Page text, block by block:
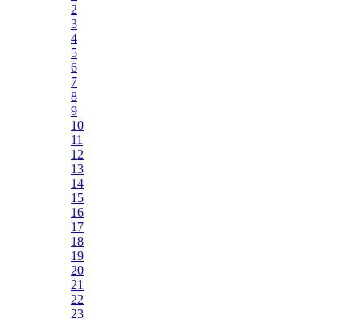
2
3
4
5
6
7
8
9
10
11
12
13
14
15
16
17
18
19
20
21
22
23